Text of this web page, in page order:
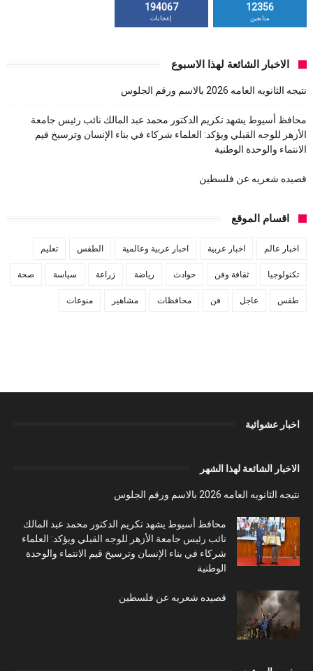
12356
متابعين
194067
إعجابات
الاخبار الشائعة لهذا الاسبوع
نتيجه الثانويه العامه 2026 بالاسم ورقم الجلوس
محافظ أسيوط يشهد تكريم الدكتور محمد عبد المالك نائب رئيس جامعة
الأزهر للوجه القبلي ويؤكد: العلماء شركاء في بناء الإنسان وترسيخ قيم
الانتماء والوحدة الوطنية
قصيده شعريه عن فلسطين
اقسام الموقع
اخبار عالم اخبار عربية اخبار عربية وعالمية الطقس تعليم
تكنولوجيا ثقافة وفن حوادث رياضة زراعة سياسة صحة
طقس عاجل فن محافظات مشاهير منوعات
اخبار عشوائية
الاخبار الشائعة لهذا الشهر
نتيجه الثانويه العامه 2026 بالاسم ورقم الجلوس
محافظ أسيوط يشهد تكريم الدكتور محمد عبد المالك
نائب رئيس جامعة الأزهر للوجه القبلي ويؤكد: العلماء
شركاء في بناء الإنسان وترسيخ قيم الانتماء والوحدة
الوطنية
قصيده شعريه عن فلسطين